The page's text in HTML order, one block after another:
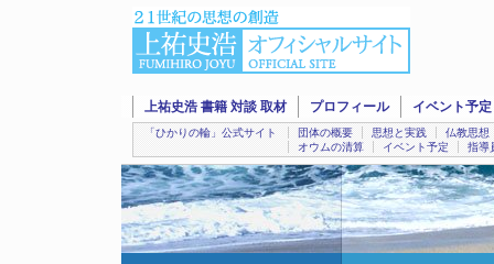
上祐史浩 書籍 対談 取材 プロフィール イベント予定
「ひかりの輪」公式サイト 団体の概要 思想と実践
仏教思想
オウムの清算
イベント予定 指導